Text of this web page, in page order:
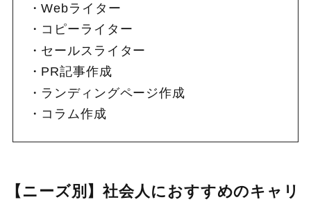
Webライター
コピーライター
セールスライター
PR記事作成
ランディングページ作成
コラム作成
【ニーズ別】社会人におすすめのキャリ